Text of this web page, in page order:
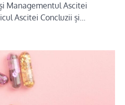
Managementul Ascitei
Ascitei Concluzii și…